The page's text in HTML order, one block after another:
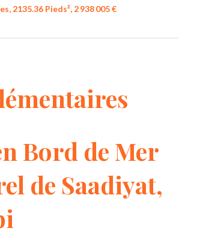
2135.36 Pieds², 2 938 005 €
Bord de Mer
de Saadiyat,